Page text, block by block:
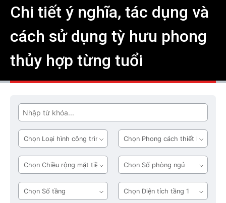
Chi tiết ý nghĩa, tác dụng và
cách sử dụng tỳ hưu phong
thủy hợp từng tuổi
Tìm
Loại
hình
công
trình
Phong
cách
thiết
kế
Chiều
rộng
mặt
tiền
Số
phòng
ngủ
Số
tầng
Diện
tích